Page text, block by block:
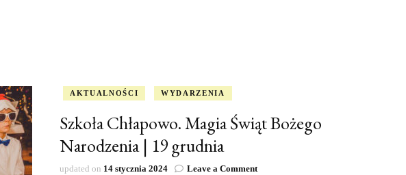
AKTUALNOŚCI WYDARZENIA
Szkoła Chłapowo. Magia Świąt Bożego
Narodzenia | 19 grudnia
updated on 14 stycznia 2024 Leave a Commenton